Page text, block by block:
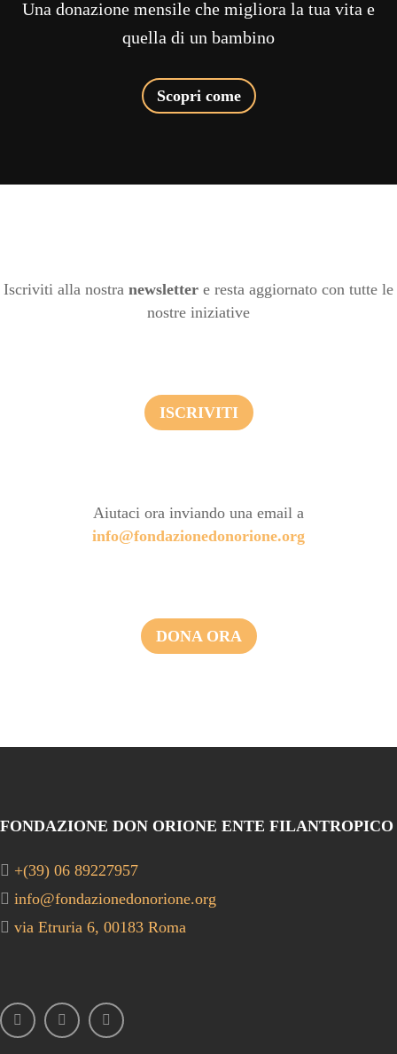
Una donazione mensile che migliora la tua vita e
quella di un bambino
Scopri come
Iscriviti alla nostra newsletter e resta aggiornato con tutte le
nostre iniziative
ISCRIVITI
Aiutaci ora inviando una email a
info@fondazionedonorione.org
DONA ORA
FONDAZIONE DON ORIONE ENTE FILANTROPICO
+(39) 06 89227957
info@fondazionedonorione.org
via Etruria 6, 00183 Roma